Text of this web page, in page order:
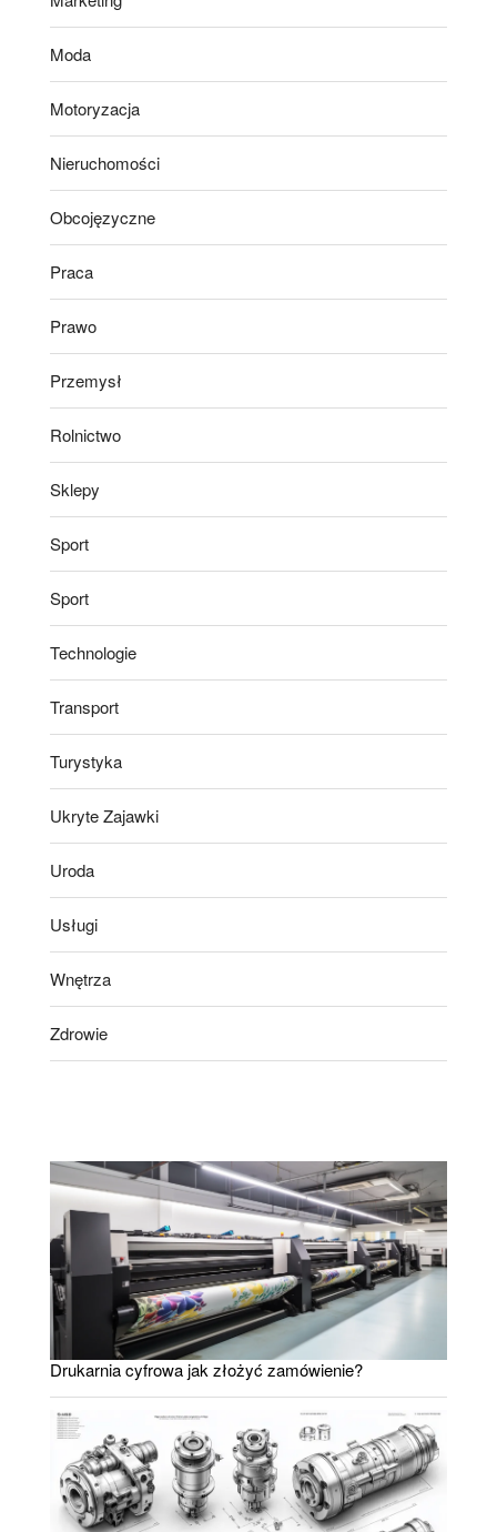
Moda
Motoryzacja
Nieruchomości
Obcojęzyczne
Praca
Prawo
Przemysł
Rolnictwo
Sklepy
Sport
Sport
Technologie
Transport
Turystyka
Ukryte Zajawki
Uroda
Usługi
Wnętrza
Zdrowie
Drukarnia cyfrowa jak złożyć zamówienie?